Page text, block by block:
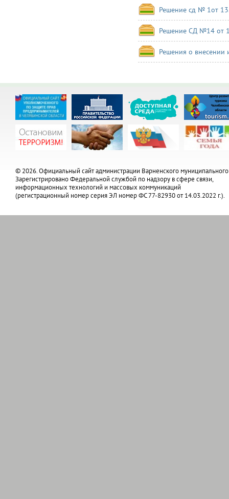
Решение сд № 1от
Решение СД №14 от
Решения о внесении
© 2026. Официальный сайт администрации Варненского муниципального
Зарегистрировано Федеральной службой по надзору в сфере связи,
информационных технологий и массовых коммуникаций
(регистрационный номер серия ЭЛ номер ФС 77-82930 от 14.03.2022 г.).